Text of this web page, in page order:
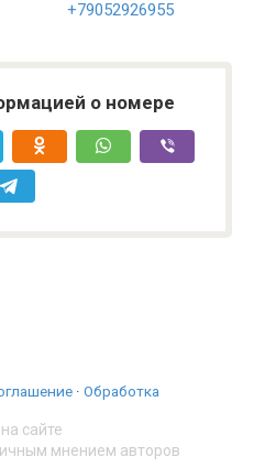
+79052926955
о номере
· Обработка
сайте
мнением авторов